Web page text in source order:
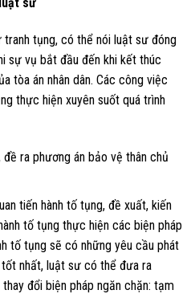
sư
tụng, có thể nói luật sư đóng
sự vụ bắt đầu đến khi kết thúc
tòa án nhân dân. Các công việc
thực hiện xuyên suốt quá trình
ra phương án bảo vệ thân chủ
tiến hành tố tụng, đề xuất, kiến
tố tụng thực hiện các biện pháp
tố tụng sẽ có những yêu cầu phát
nhất, luật sư có thể đưa ra
đổi biện pháp ngăn chặn: tạm